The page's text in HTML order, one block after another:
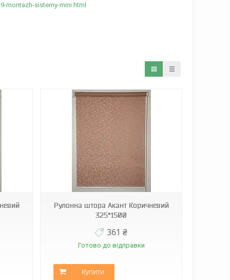
montazh-sistemy-mini.html
Рулонна штора Акант Коричневий
325*1500
361 ₴
Готово до відправки
Купити